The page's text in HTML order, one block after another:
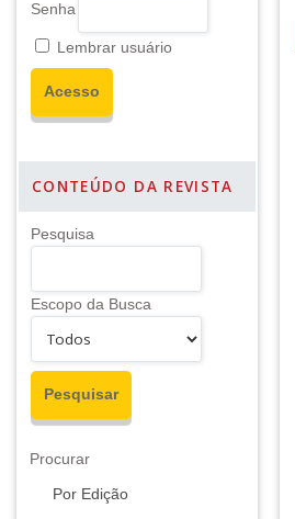
Senha
Lembrar usuário
CONTEÚDO DA REVISTA
Pesquisa
Escopo da Busca
Procurar
Por Edição